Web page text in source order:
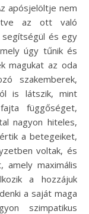
apósjelöltje nem
az ott való
és egy
úgy tűnik és
magukat az oda
szakemberek,
is látszik, mint
függőséget,
nagyon hiteles,
a betegeiket,
voltak, és
amely maximális
a hozzájuk
a saját maga
szimpatikus